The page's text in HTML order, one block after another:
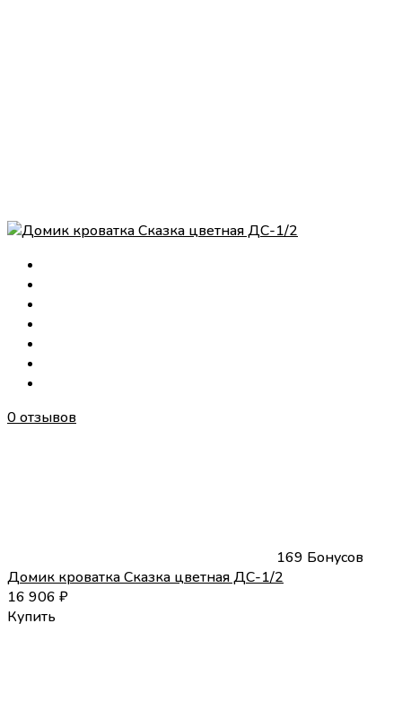
0 отзывов
169 Бонусов
Домик кроватка Сказка цветная ДС-1/2
16 906 ₽
Купить